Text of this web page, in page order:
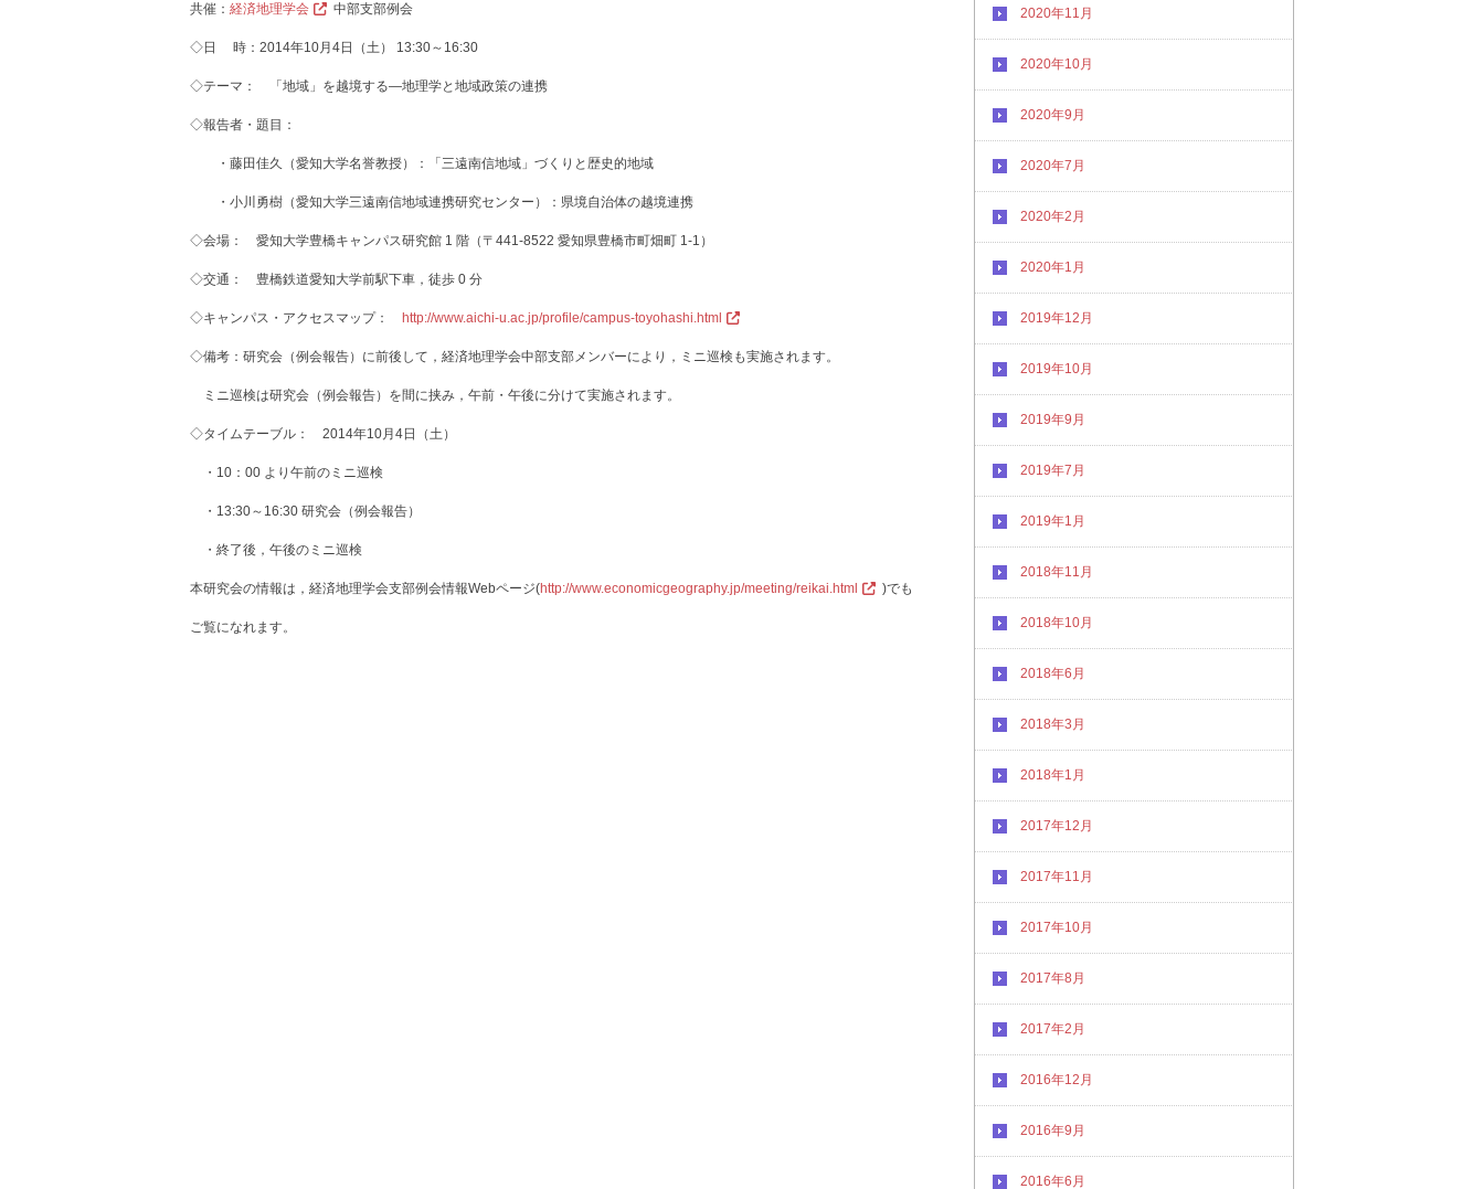
共催： 経済地理学会 中部支部例会
◇日 時：2014年10月4日（土） 13:30～16:30
◇テーマ： 「地域」を越境する―地理学と地域政策の連携
◇報告者・題目：
・藤田佳久（愛知大学名誉教授）：「三遠南信地域」づくりと歴史的地域
・小川勇樹（愛知大学三遠南信地域連携研究センター）：県境自治体の越境連携
◇会場： 愛知大学豊橋キャンパス研究館 1 階（〒441-8522 愛知県豊橋市町畑町 1-1）
◇交通： 豊橋鉄道愛知大学前駅下車，徒歩 0 分
◇キャンパス・アクセスマップ： http://www.aichi-u.ac.jp/profile/campus-toyohashi.html
◇備考：研究会（例会報告）に前後して，経済地理学会中部支部メンバーにより，ミニ巡検も実施されます。
ミニ巡検は研究会（例会報告）を間に挟み，午前・午後に分けて実施されます。
◇タイムテーブル： 2014年10月4日（土）
・10：00 より午前のミニ巡検
・13:30～16:30 研究会（例会報告）
・終了後，午後のミニ巡検
本研究会の情報は，経済地理学会支部例会情報Webページ(http://www.economicgeography.jp/meeting/reikai.html )でも
ご覧になれます。
2020年11月
2020年10月
2020年9月
2020年7月
2020年2月
2020年1月
2019年12月
2019年10月
2019年9月
2019年7月
2019年1月
2018年11月
2018年10月
2018年6月
2018年3月
2018年1月
2017年12月
2017年11月
2017年10月
2017年8月
2017年2月
2016年12月
2016年9月
2016年6月